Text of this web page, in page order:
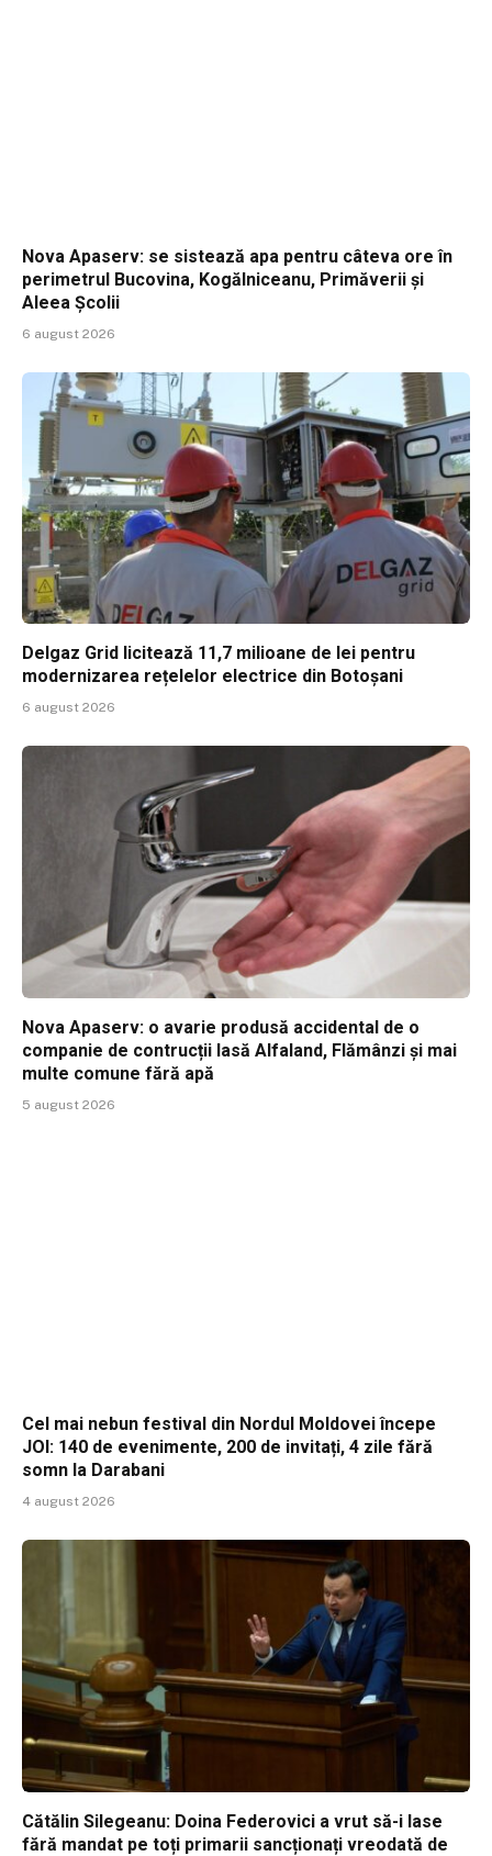
Nova Apaserv: se sistează apa pentru câteva ore în
perimetrul Bucovina, Kogălniceanu, Primăverii și
Aleea Școlii
6 august 2026
Delgaz Grid licitează 11,7 milioane de lei pentru
modernizarea rețelelor electrice din Botoșani
6 august 2026
Nova Apaserv: o avarie produsă accidental de o
companie de contrucții lasă Alfaland, Flămânzi și mai
multe comune fără apă
5 august 2026
Cel mai nebun festival din Nordul Moldovei începe
JOI: 140 de evenimente, 200 de invitați, 4 zile fără
somn la Darabani
4 august 2026
Cătălin Silegeanu: Doina Federovici a vrut să-i lase
fără mandat pe toți primarii sancționați vreodată de